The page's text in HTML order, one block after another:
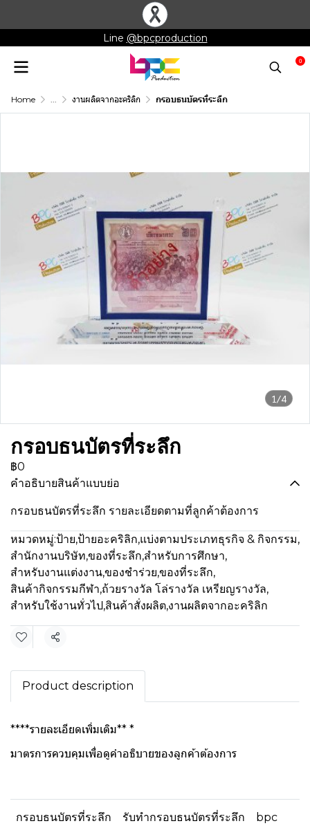
Line @bpcproduction
0
Home ... งานผลิตจากอะคริลิก กรอบธนบัตรที่ระลึก
1/4
กรอบธนบัตรที่ระลึก
฿0
คำอธิบายสินค้าแบบย่อ
กรอบธนบัตรที่ระลึก รายละเอียดตามที่ลูกค้าต้องการ
หมวดหมู่:ป้าย,ป้ายอะคริลิก,แบ่งตามประเภทธุรกิจ & กิจกรรม,
สำนักงานบริษัท,ของที่ระลึก,สำหรับการศึกษา,
สำหรับงานแต่งงาน,ของชำร่วย,ของที่ระลึก,
สินค้ากิจกรรมกีฬา,ถ้วยรางวัล โล่รางวัล เหรียญรางวัล,
สำหรับใช้งานทั่วไป,สินค้าสั่งผลิต,งานผลิตจากอะคริลิก
แชร์
Product description
****รายละเอียดเพิ่มเติม** *
มาตรการควบคุมเพื่อดูคำอธิบายของลูกค้าต้องการ
กรอบธนบัตรที่ระลึก รับทำกรอบธนบัตรที่ระลึก
bpc